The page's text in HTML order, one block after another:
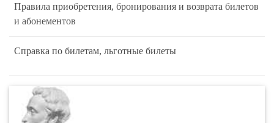
Правила приобретения, бронирования и возврата билетов
и абонементов
Справка по билетам, льготные билеты